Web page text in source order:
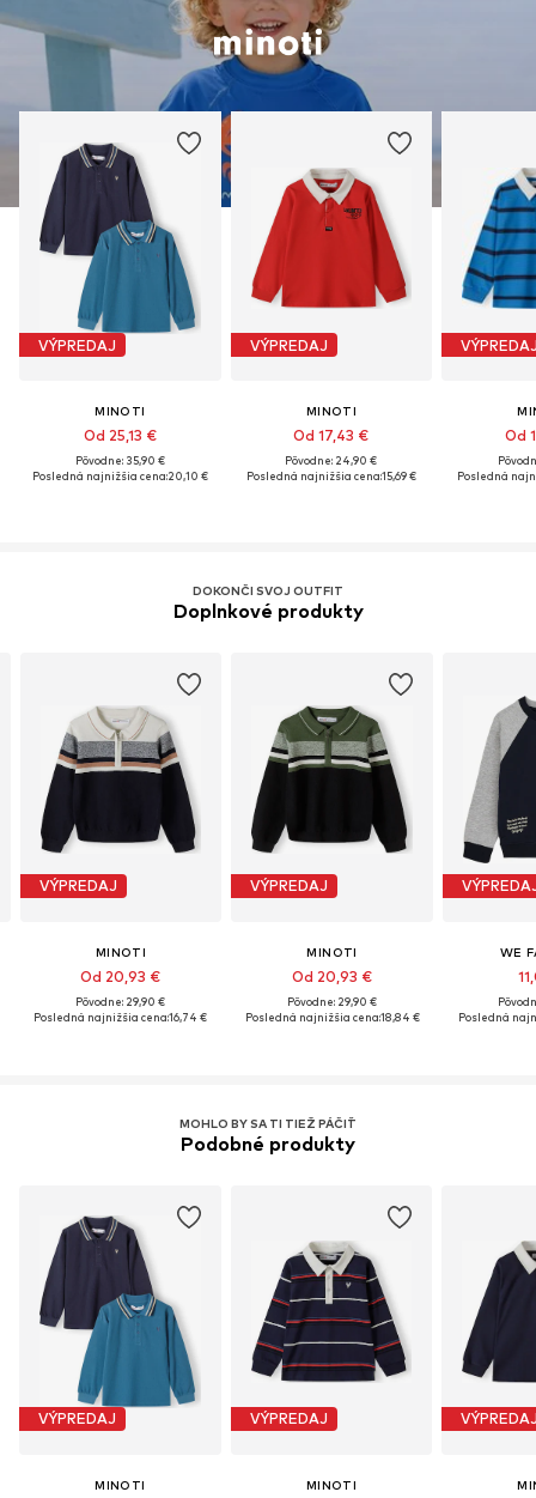
VÝPREDAJ
MINOTI
Od 25,13 €
Pôvodne: 35,90 €
Posledná najnižšia cena:20,10 €
VÝPREDAJ
MINOTI
Od 17,43 €
Pôvodne: 24,90 €
Posledná najnižšia cena:15,69 €
Od
Posledná
DOKONČI SVOJ OUTFIT
Doplnkové produkty
VÝPREDAJ
MINOTI
Od 20,93 €
Pôvodne: 29,90 €
Posledná najnižšia cena:16,74 €
VÝPREDAJ
MINOTI
Od 20,93 €
Pôvodne: 29,90 €
Posledná najnižšia cena:18,84 €
WE
Posledná
MOHLO BY SA TI TIEŽ PÁČIŤ
Podobné produkty
VÝPREDAJ
MINOTI
VÝPREDAJ
MINOTI